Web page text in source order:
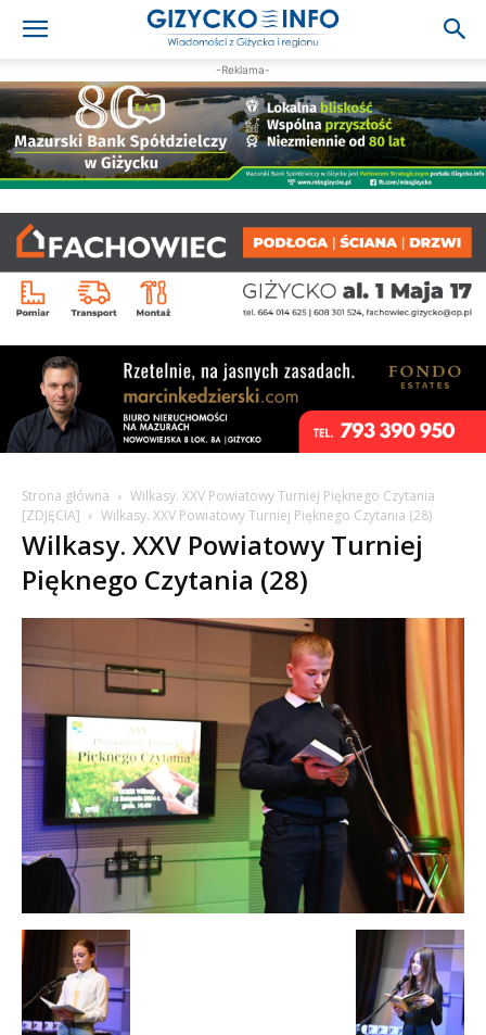
-Reklama-
Strona główna
Wilkasy. XXV Powiatowy Turniej Pięknego Czytania
[ZDJĘCIA]
Wilkasy. XXV Powiatowy Turniej Pięknego Czytania (28)
Wilkasy. XXV Powiatowy Turniej
Pięknego Czytania (28)